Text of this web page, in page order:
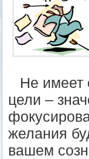
Не имеет
цели –
желания
вашем